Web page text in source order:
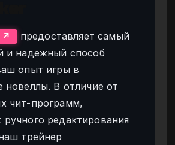
↗
предоставляет самый
и надежный способ
опыт игры в
новеллы. В отличие от
чит-программ,
редактирования
трейнер